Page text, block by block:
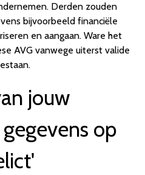
Derden zouden
bijvoorbeeld financiële
en aangaan. Ware het
AVG vanwege uiterst valide
jouw
op